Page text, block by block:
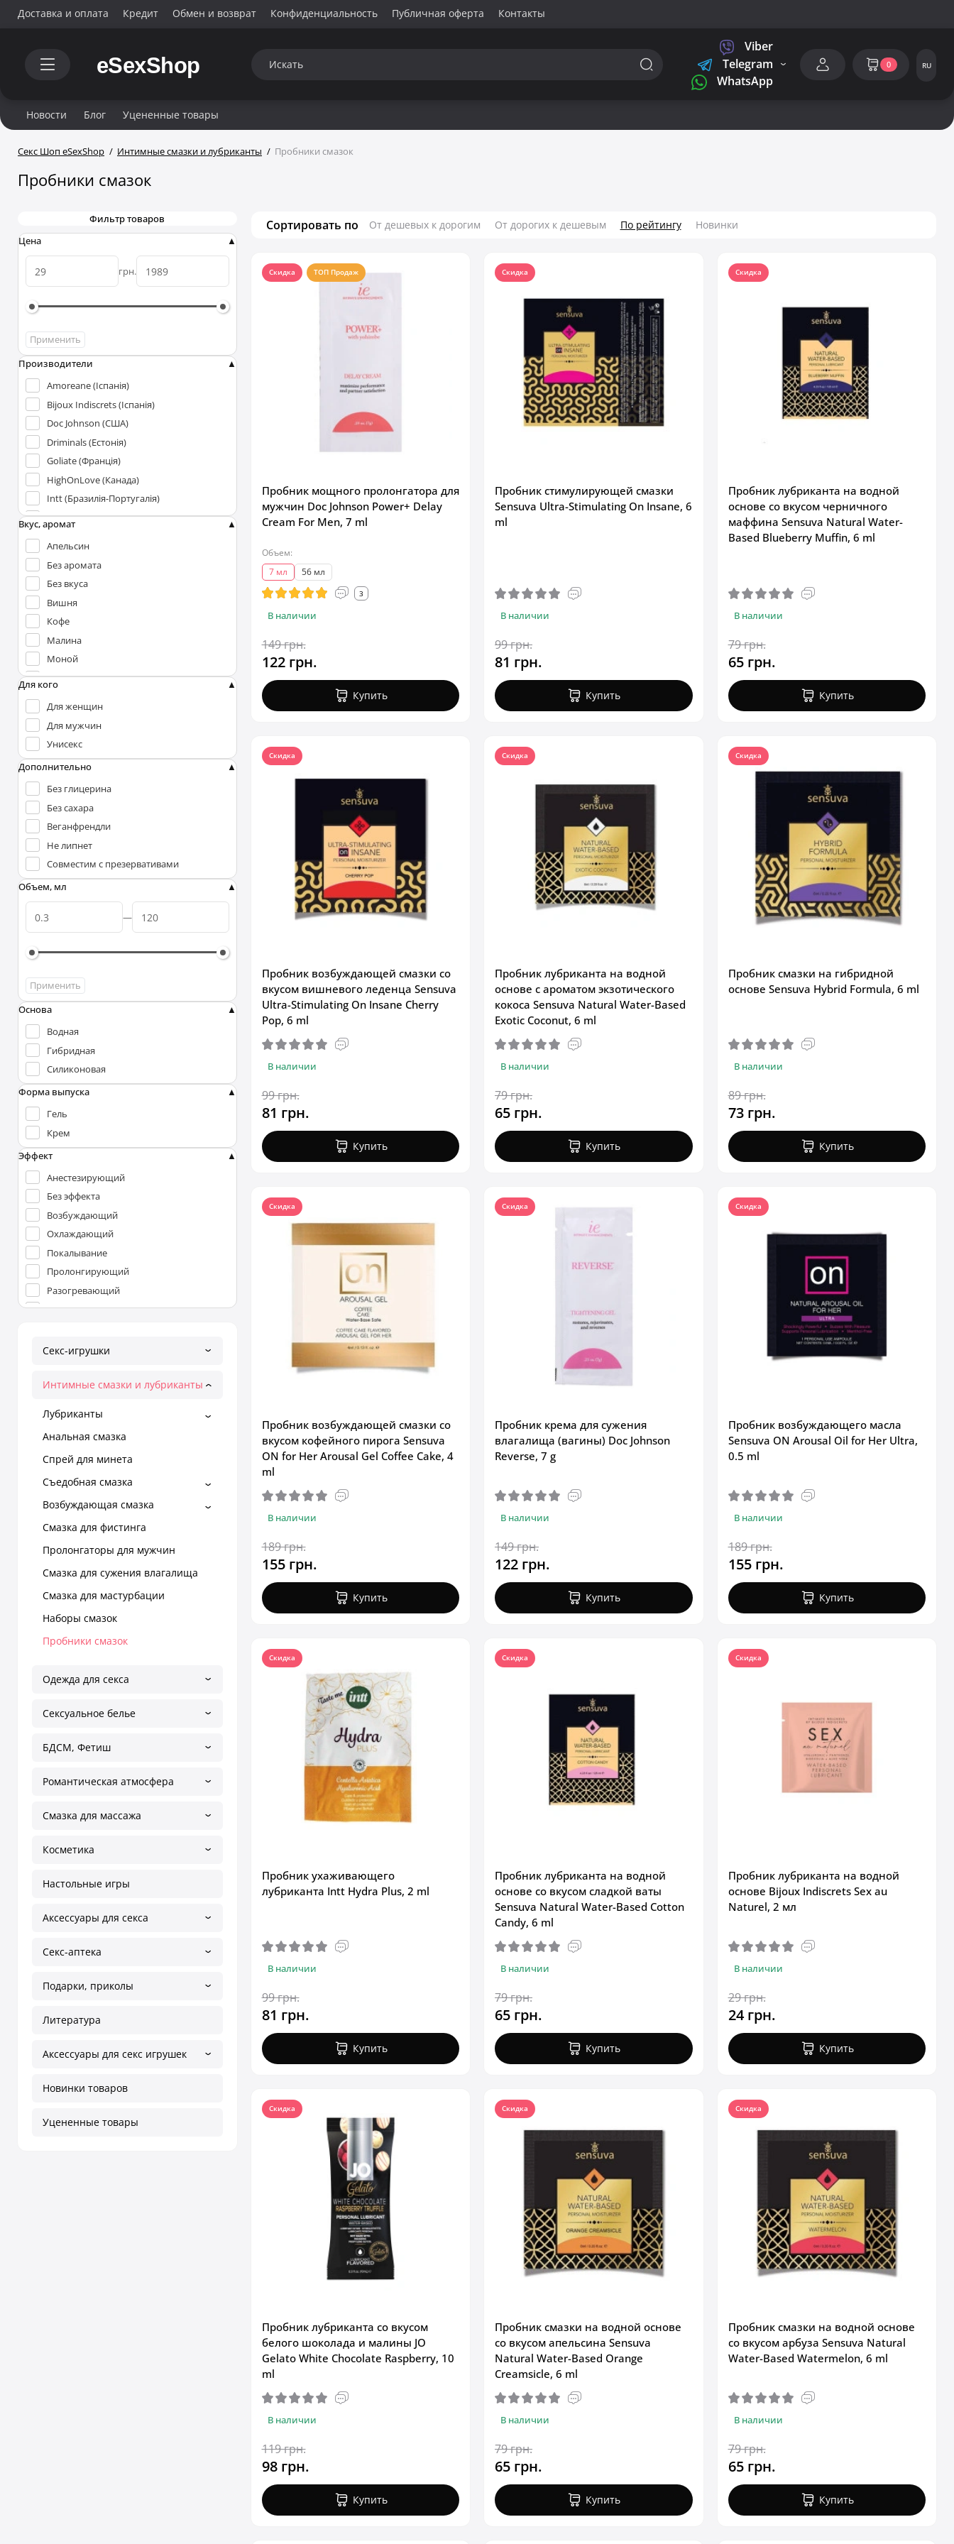
Доставка и оплата Кредит Обмен и возврат Конфиденциальность Публичная оферта Контакты
Viber
Telegram
WhatsApp
0 RU
Новости Блог Уцененные товары
Секс Шоп eSexShop Интимные смазки и лубриканты Пробники смазок
Пробники смазок
Фильтр товаров
Цена
грн.
Применить
Производители
Amoreane (Іспанія)
Bijoux Indiscrets (Іспанія)
Doc Johnson (США)
Driminals (Естонія)
Goliate (Франція)
HighOnLove (Канада)
Intt (Бразилія-Португалія)
JO (США)
MixGliss (Франція)
Sensuva (США)
Swiss Navy (США)
Вкус, аромат
Апельсин
Без аромата
Без вкуса
Вишня
Кофе
Малина
Моной
Мята
Шоколад
Для кого
Для женщин
Для мужчин
Унисекс
Дополнительно
Без глицерина
Без сахара
Веганфрендли
Не липнет
Совместим с презервативами
Объем, мл
Применить
Основа
Водная
Гибридная
Силиконовая
Форма выпуска
Гель
Крем
Эффект
Анестезирующий
Без эффекта
Возбуждающий
Охлаждающий
Покалывание
Пролонгирующий
Разогревающий
Сужающий
Секс-игрушки
Интимные смазки и лубриканты
Лубриканты
Анальная смазка
Спрей для минета
Съедобная смазка
Возбуждающая смазка
Смазка для фистинга
Пролонгаторы для мужчин
Смазка для сужения влагалища
Смазка для мастурбации
Наборы смазок
Пробники смазок
Одежда для секса
Сексуальное белье
БДСМ, Фетиш
Романтическая атмосфера
Смазка для массажа
Косметика
Настольные игры
Аксессуары для секса
Секс-аптека
Подарки, приколы
Литература
Аксессуары для секс игрушек
Новинки товаров
Уцененные товары
Сортировать по От дешевых к дорогим От дорогих к дешевым По рейтингу Новинки
Скидка ТОП Продаж
Пробник мощного пролонгатора для
мужчин Doc Johnson Power+ Delay
Cream For Men, 7 ml
Объем:
7 мл
56 мл
3
В наличии
149 грн.
122 грн.
Купить
Скидка
Пробник стимулирующей смазки
Sensuva Ultra-Stimulating On Insane, 6
ml
В наличии
99 грн.
81 грн.
Купить
Скидка
Пробник лубриканта на водной
основе со вкусом черничного
маффина Sensuva Natural Water-
Based Blueberry Muffin, 6 ml
В наличии
79 грн.
65 грн.
Купить
Скидка
Пробник возбуждающей смазки со
вкусом вишневого леденца Sensuva
Ultra-Stimulating On Insane Cherry
Pop, 6 ml
В наличии
99 грн.
81 грн.
Купить
Скидка
Пробник лубриканта на водной
основе с ароматом экзотического
кокоса Sensuva Natural Water-Based
Exotic Coconut, 6 ml
В наличии
79 грн.
65 грн.
Купить
Скидка
Пробник смазки на гибридной
основе Sensuva Hybrid Formula, 6 ml
В наличии
89 грн.
73 грн.
Купить
Скидка
Пробник возбуждающей смазки со
вкусом кофейного пирога Sensuva
ON for Her Arousal Gel Coffee Cake, 4
ml
В наличии
189 грн.
155 грн.
Купить
Скидка
Пробник крема для сужения
влагалища (вагины) Doc Johnson
Reverse, 7 g
В наличии
149 грн.
122 грн.
Купить
Скидка
Пробник возбуждающего масла
Sensuva ON Arousal Oil for Her Ultra,
0.5 ml
В наличии
189 грн.
155 грн.
Купить
Скидка
Пробник ухаживающего
лубриканта Intt Hydra Plus, 2 ml
В наличии
99 грн.
81 грн.
Купить
Скидка
Пробник лубриканта на водной
основе со вкусом сладкой ваты
Sensuva Natural Water-Based Cotton
Candy, 6 ml
В наличии
79 грн.
65 грн.
Купить
Скидка
Пробник лубриканта на водной
основе Bijoux Indiscrets Sex au
Naturel, 2 мл
В наличии
29 грн.
24 грн.
Купить
Скидка
Пробник лубриканта со вкусом
белого шоколада и малины JO
Gelato White Chocolate Raspberry, 10
ml
В наличии
119 грн.
98 грн.
Купить
Скидка
Пробник смазки на водной основе
со вкусом апельсина Sensuva
Natural Water-Based Orange
Creamsicle, 6 ml
В наличии
79 грн.
65 грн.
Купить
Скидка
Пробник смазки на водной основе
со вкусом арбуза Sensuva Natural
Water-Based Watermelon, 6 ml
В наличии
79 грн.
65 грн.
Купить